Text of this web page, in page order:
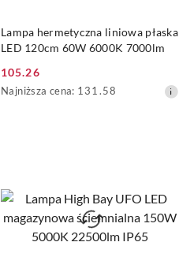
Lampa hermetyczna liniowa płaska
LED 120cm 60W 6000K 7000lm
Cena
promocyjna:
105.26
Najniższa
Najniższa cena: 131.58